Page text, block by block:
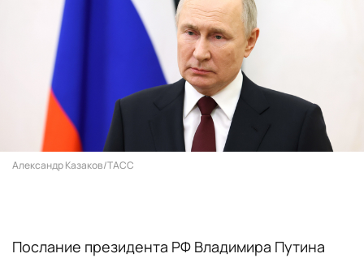
Александр Казаков/ТАСС
Послание президента РФ Владимира Путина